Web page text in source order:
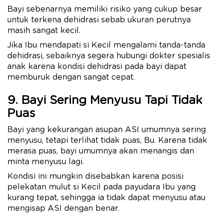
Bayi sebenarnya memiliki risiko yang cukup besar
untuk terkena dehidrasi sebab ukuran perutnya
masih sangat kecil.
Jika Ibu mendapati si Kecil mengalami tanda-tanda
dehidrasi, sebaiknya segera hubungi dokter spesialis
anak karena kondisi dehidrasi pada bayi dapat
memburuk dengan sangat cepat.
9. Bayi Sering Menyusu Tapi Tidak
Puas
Bayi yang kekurangan asupan ASI umumnya sering
menyusu, tetapi terlihat tidak puas, Bu. Karena tidak
merasa puas, bayi umumnya akan menangis dan
minta menyusu lagi.
Kondisi ini mungkin disebabkan karena posisi
pelekatan mulut si Kecil pada payudara Ibu yang
kurang tepat, sehingga ia tidak dapat menyusu atau
mengisap ASI dengan benar.